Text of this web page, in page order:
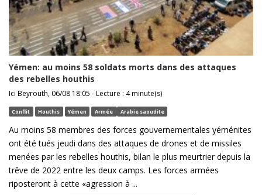
Yémen: au moins 58 soldats morts dans des attaques
des rebelles houthis
Ici Beyrouth, 06/08 18:05 - Lecture : 4 minute(s)
Conflit Houthis Yémen Armée Arabie saoudite
Au moins 58 membres des forces gouvernementales yéménites
ont été tués jeudi dans des attaques de drones et de missiles
menées par les rebelles houthis, bilan le plus meurtrier depuis la
trêve de 2022 entre les deux camps. Les forces armées
riposteront à cette «agression à ...